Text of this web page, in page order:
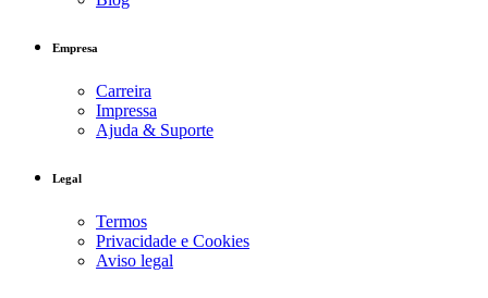
Empresa
Carreira
Impressa
Ajuda & Suporte
Legal
Termos
Privacidade e Cookies
Aviso legal